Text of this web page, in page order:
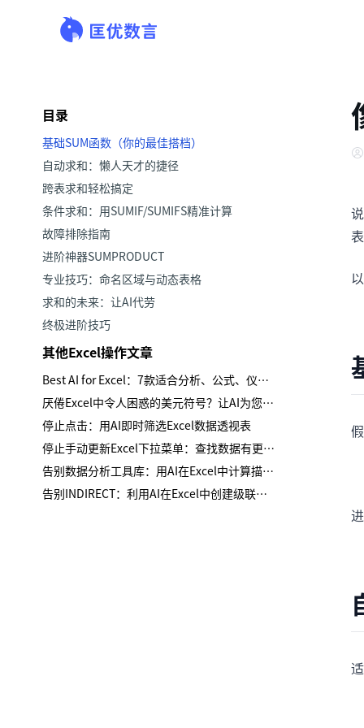
目录
基础SUM函数（你的最佳搭档）
自动求和：懒人天才的捷径
跨表求和轻松搞定
条件求和：用SUMIF/SUMIFS精准计算
故障排除指南
进阶神器SUMPRODUCT
专业技巧：命名区域与动态表格
求和的未来：让AI代劳
终极进阶技巧
其他Excel操作文章
Best AI for Excel：7款适合分析、公式、仪表板与报告的工具
厌倦Excel中令人困惑的美元符号？让AI为您处理混合引用
停止点击：用AI即时筛选Excel数据透视表
停止手动更新Excel下拉菜单：查找数据有更智能的方法
告别数据分析工具库：用AI在Excel中计算描述性统计
告别INDIRECT：利用AI在Excel中创建级联下拉列表